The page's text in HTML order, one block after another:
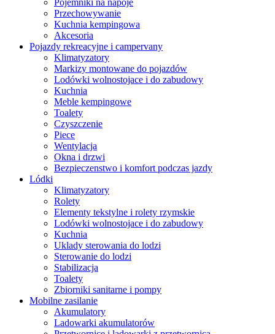
Pojemniki na napoje
Przechowywanie
Kuchnia kempingowa
Akcesoria
Pojazdy rekreacyjne i campervany
Klimatyzatory
Markizy montowane do pojazdów
Lodówki wolnostojace i do zabudowy
Kuchnia
Meble kempingowe
Toalety
Czyszczenie
Piece
Wentylacja
Okna i drzwi
Bezpieczenstwo i komfort podczas jazdy
Lódki
Klimatyzatory
Rolety
Elementy tekstylne i rolety rzymskie
Lodówki wolnostojace i do zabudowy
Kuchnia
Uklady sterowania do lodzi
Sterowanie do lodzi
Stabilizacja
Toalety
Zbiorniki sanitarne i pompy
Mobilne zasilanie
Akumulatory
Ladowarki akumulatorów